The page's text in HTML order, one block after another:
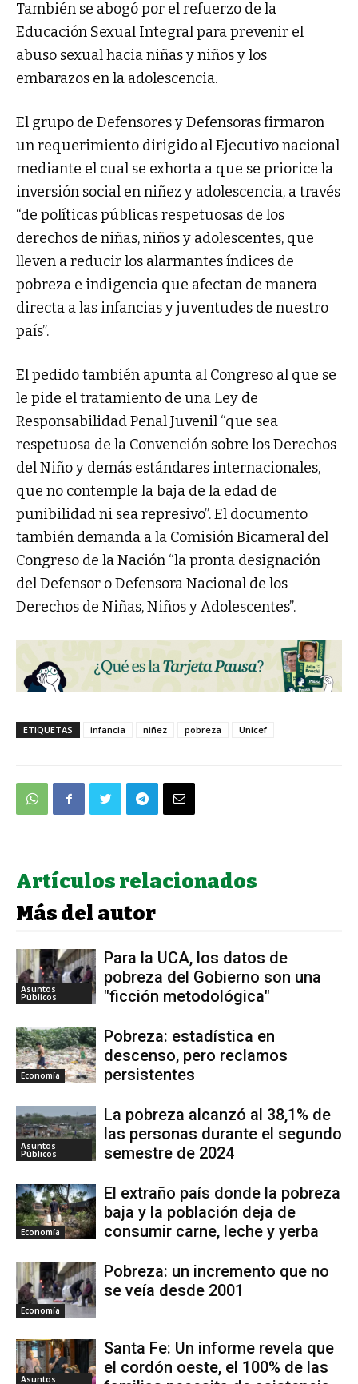
También se abogó por el refuerzo de la
Educación Sexual Integral para prevenir el
abuso sexual hacia niñas y niños y los
embarazos en la adolescencia.
El grupo de Defensores y Defensoras firmaron
un requerimiento dirigido al Ejecutivo nacional
mediante el cual se exhorta a que se priorice la
inversión social en niñez y adolescencia, a través
“de políticas públicas respetuosas de los
derechos de niñas, niños y adolescentes, que
lleven a reducir los alarmantes índices de
pobreza e indigencia que afectan de manera
directa a las infancias y juventudes de nuestro
país”.
El pedido también apunta al Congreso al que se
le pide el tratamiento de una Ley de
Responsabilidad Penal Juvenil “que sea
respetuosa de la Convención sobre los Derechos
del Niño y demás estándares internacionales,
que no contemple la baja de la edad de
punibilidad ni sea represivo”. El documento
también demanda a la Comisión Bicameral del
Congreso de la Nación “la pronta designación
del Defensor o Defensora Nacional de los
Derechos de Niñas, Niños y Adolescentes”.
ETIQUETAS infancia niñez pobreza Unicef
Artículos relacionados
Más del autor
Asuntos
Públicos
Para la UCA, los datos de
pobreza del Gobierno son una
"ficción metodológica"
Economía
Pobreza: estadística en
descenso, pero reclamos
persistentes
Asuntos
Públicos
La pobreza alcanzó al 38,1% de
las personas durante el segundo
semestre de 2024
Economía
El extraño país donde la pobreza
baja y la población deja de
consumir carne, leche y yerba
Economía
Pobreza: un incremento que no
se veía desde 2001
Asuntos
Santa Fe: Un informe revela que
el cordón oeste, el 100% de las